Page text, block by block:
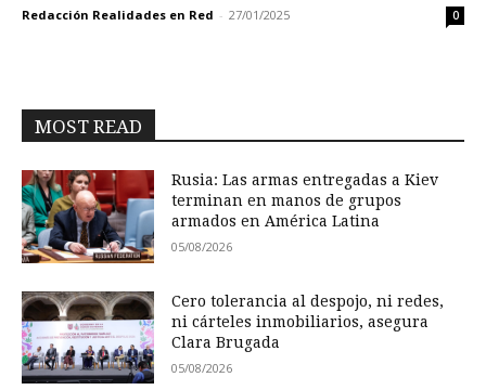
Redacción Realidades en Red - 27/01/2025 0
MOST READ
Rusia: Las armas entregadas a Kiev
terminan en manos de grupos
armados en América Latina
05/08/2026
Cero tolerancia al despojo, ni redes,
ni cárteles inmobiliarios, asegura
Clara Brugada
05/08/2026